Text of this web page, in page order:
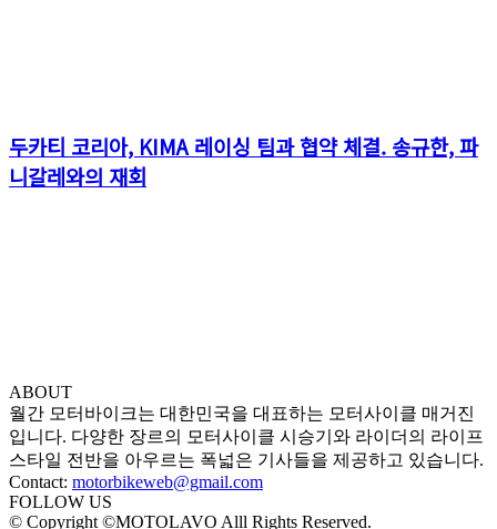
두카티 코리아, KIMA 레이싱 팀과 협약 체결. 송규한, 파
니갈레와의 재회
ABOUT
월간 모터바이크는 대한민국을 대표하는 모터사이클 매거진
입니다. 다양한 장르의 모터사이클 시승기와 라이더의 라이프
스타일 전반을 아우르는 폭넓은 기사들을 제공하고 있습니다.
Contact: motorbikeweb@gmail.com
FOLLOW US
© Copyright ©MOTOLAVO Alll Rights Reserved.